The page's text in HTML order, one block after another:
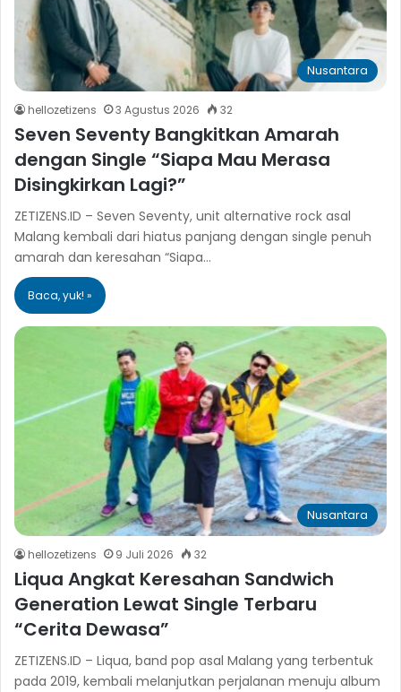
Nusantara
hellozetizens 3 Agustus 2026 32
Seven Seventy Bangkitkan Amarah
dengan Single “Siapa Mau Merasa
Disingkirkan Lagi?”
ZETIZENS.ID – Seven Seventy, unit alternative rock asal
Malang kembali dari hiatus panjang dengan single penuh
amarah dan keresahan “Siapa…
Baca, yuk! »
Nusantara
hellozetizens 9 Juli 2026 32
Liqua Angkat Keresahan Sandwich
Generation Lewat Single Terbaru
“Cerita Dewasa”
ZETIZENS.ID – Liqua, band pop asal Malang yang terbentuk
pada 2019, kembali melanjutkan perjalanan menuju album